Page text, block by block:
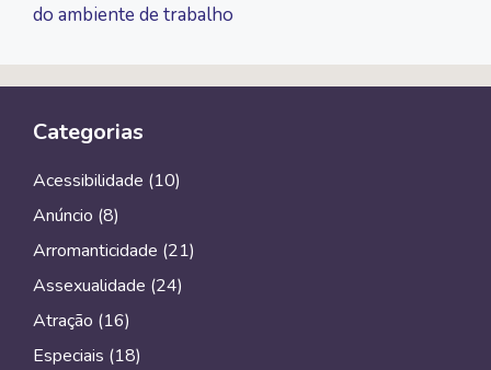
do ambiente de trabalho
Categorias
Acessibilidade (10)
Anúncio (8)
Arromanticidade (21)
Assexualidade (24)
Atração (16)
Especiais (18)